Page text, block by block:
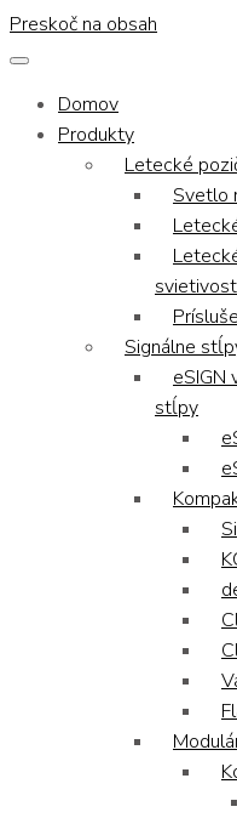
Preskoč na obsah
Domov
Produkty
Letecké
Svetlo
Signálne
eSIGN
stĺpy